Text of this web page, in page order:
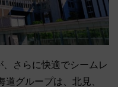
さらに快適でシームレ
グループは、北見、